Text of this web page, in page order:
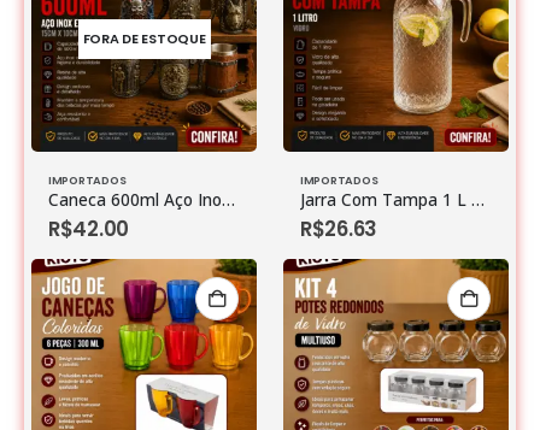
FORA DE ESTOQUE
IMPORTADOS
Caneca 600ml Aço Inox E Resina 15cm X 10cm X 14cm
R$42.00
IMPORTADOS
Jarra Com Tampa 1 L Vidro
R$26.63